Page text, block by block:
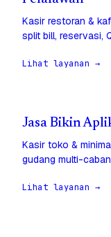
Kasir restoran &
split bill, reservasi,
Lihat layanan →
Jasa Bikin
Kasir toko &
gudang multi-
Lihat layanan →